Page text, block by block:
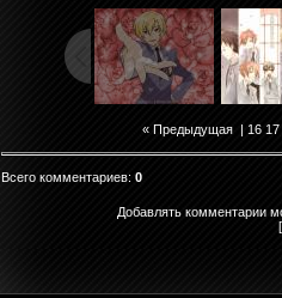
« Предыдущая | 16 17
Всего комментариев: 0
Добавлять комментарии